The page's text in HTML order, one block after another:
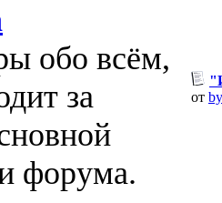
обо всём,
за
форума.
от